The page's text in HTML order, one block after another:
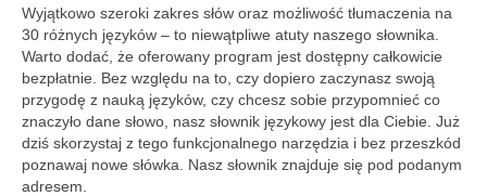
Wyjątkowo szeroki zakres słów oraz możliwość tłumaczenia na
30 różnych języków – to niewątpliwe atuty naszego słownika.
Warto dodać, że oferowany program jest dostępny całkowicie
bezpłatnie.
Bez względu na to, czy dopiero zaczynasz swoją
przygodę z nauką języków, czy chcesz sobie przypomnieć co
znaczyło dane słowo, nasz słownik językowy jest dla Ciebie. Już
dziś skorzystaj z tego funkcjonalnego narzędzia i bez przeszkód
poznawaj nowe słówka. Nasz słownik znajduje się pod podanym
adresem.